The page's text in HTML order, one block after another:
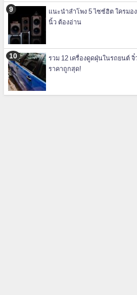
แนะนำลำโพง 5 ไซซ์ฮิต ใครมอ
นิ้ว ต้องอ่าน
รวม 12 เครื่องดูดฝุ่นในรถยนต์
ราคาถูกสุด!